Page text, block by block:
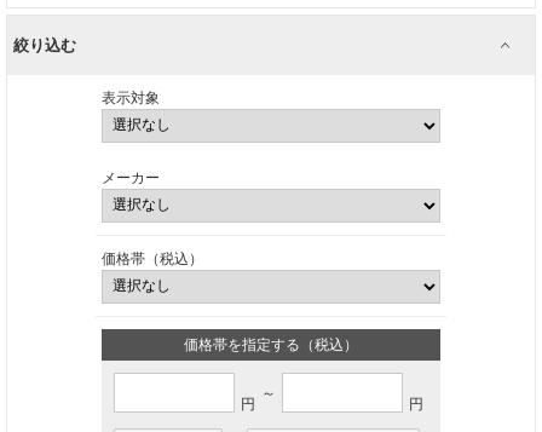
絞り込む
表示対象
メーカー
価格帯（税込）
価格帯を指定する（税込）
円
～
円